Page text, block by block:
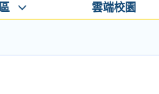
雲端校園